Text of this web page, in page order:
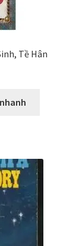
Tề Hân